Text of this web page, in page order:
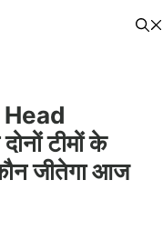
टीमों के
जीतेगा आज